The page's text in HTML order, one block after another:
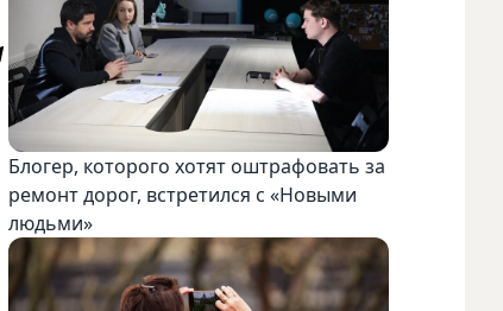
Блогер, которого хотят оштрафовать за
ремонт дорог, встретился с «Новыми
людьми»